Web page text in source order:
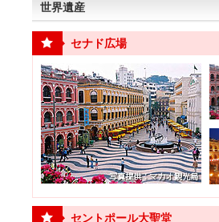
世界遺産
セナド広場
セントポール大聖堂